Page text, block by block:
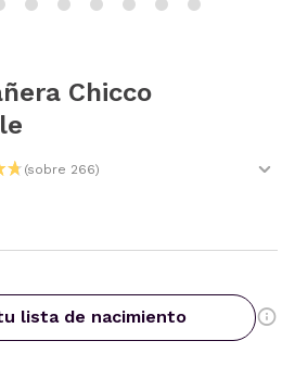
Chicco
(sobre 266)
lista de nacimiento